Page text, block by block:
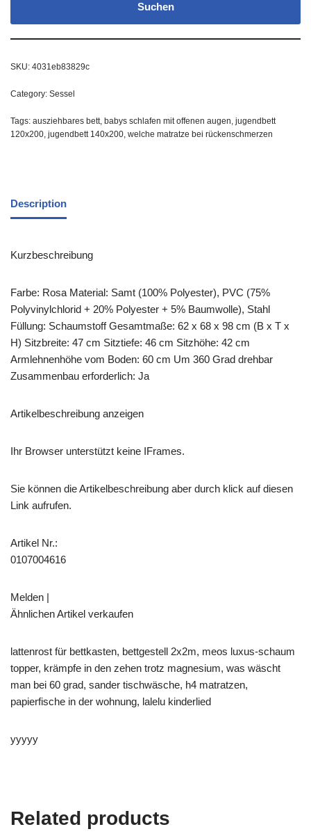
Suchen
SKU: 4031eb83829c
Category: Sessel
Tags: ausziehbares bett, babys schlafen mit offenen augen, jugendbett
120x200, jugendbett 140x200, welche matratze bei rückenschmerzen
Description
Kurzbeschreibung
Farbe: Rosa Material: Samt (100% Polyester), PVC (75%
Polyvinylchlorid + 20% Polyester + 5% Baumwolle), Stahl
Füllung: Schaumstoff Gesamtmaße: 62 x 68 x 98 cm (B x T x
H) Sitzbreite: 47 cm Sitztiefe: 46 cm Sitzhöhe: 42 cm
Armlehnenhöhe vom Boden: 60 cm Um 360 Grad drehbar
Zusammenbau erforderlich: Ja
Artikelbeschreibung anzeigen
Ihr Browser unterstützt keine IFrames.
Sie können die Artikelbeschreibung aber durch klick auf diesen
Link aufrufen.
Artikel Nr.:
0107004616
Melden |
Ähnlichen Artikel verkaufen
lattenrost für bettkasten, bettgestell 2x2m, meos luxus-schaum
topper, krämpfe in den zehen trotz magnesium, was wäscht
man bei 60 grad, sander tischwäsche, h4 matratzen,
papierfische in der wohnung, lalelu kinderlied
yyyyy
Related products